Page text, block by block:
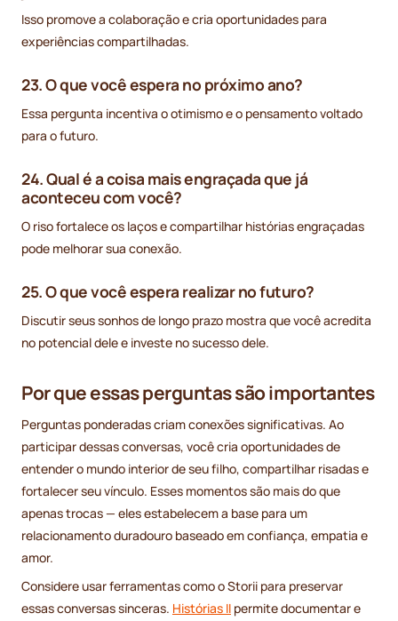
Isso promove a colaboração e cria oportunidades para
experiências compartilhadas.
23. O que você espera no próximo ano?
Essa pergunta incentiva o otimismo e o pensamento voltado
para o futuro.
24. Qual é a coisa mais engraçada que já
aconteceu com você?
O riso fortalece os laços e compartilhar histórias engraçadas
pode melhorar sua conexão.
25. O que você espera realizar no futuro?
Discutir seus sonhos de longo prazo mostra que você acredita
no potencial dele e investe no sucesso dele.
Por que essas perguntas são importantes
Perguntas ponderadas criam conexões significativas. Ao
participar dessas conversas, você cria oportunidades de
entender o mundo interior de seu filho, compartilhar risadas e
fortalecer seu vínculo. Esses momentos são mais do que
apenas trocas — eles estabelecem a base para um
relacionamento duradouro baseado em confiança, empatia e
amor.
Considere usar ferramentas como o Storii para preservar
essas conversas sinceras. Histórias II permite documentar e